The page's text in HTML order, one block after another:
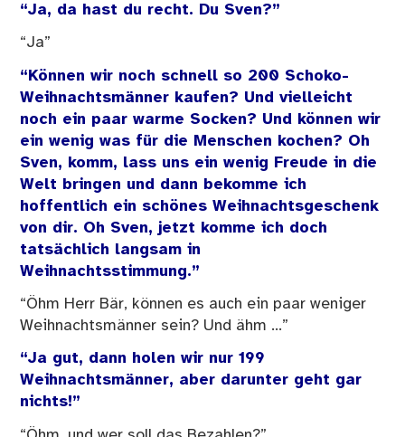
“Ja, da hast du recht. Du Sven?”
“Ja”
“Können wir noch schnell so 200 Schoko-
Weihnachtsmänner kaufen? Und vielleicht
noch ein paar warme Socken? Und können wir
ein wenig was für die Menschen kochen? Oh
Sven, komm, lass uns ein wenig Freude in die
Welt bringen und dann bekomme ich
hoffentlich ein schönes Weihnachtsgeschenk
von dir. Oh Sven, jetzt komme ich doch
tatsächlich langsam in
Weihnachtsstimmung.”
“Öhm Herr Bär, können es auch ein paar weniger
Weihnachtsmänner sein? Und ähm …”
“Ja gut, dann holen wir nur 199
Weihnachtsmänner, aber darunter geht gar
nichts!”